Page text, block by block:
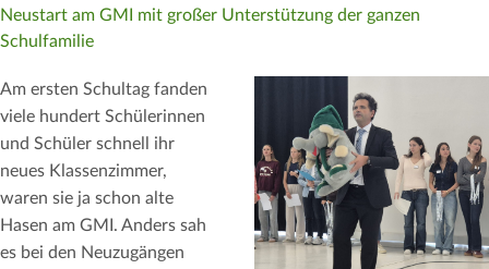
Neustart am GMI mit großer Unterstützung der ganzen
Schulfamilie
Am ersten Schultag fanden
viele hundert Schülerinnen
und Schüler schnell ihr
neues Klassenzimmer,
waren sie ja schon alte
Hasen am GMI. Anders sah
es bei den Neuzugängen